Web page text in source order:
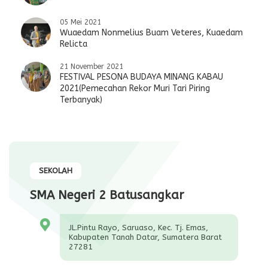
05 Mei 2021
Wuaedam Nonmelius Buam Veteres, Kuaedam
Relicta
21 November 2021
FESTIVAL PESONA BUDAYA MINANG KABAU
2021(Pemecahan Rekor Muri Tari Piring
Terbanyak)
SEKOLAH
SMA Negeri 2 Batusangkar
JL.Pintu Rayo, Saruaso, Kec. Tj. Emas,
Kabupaten Tanah Datar, Sumatera Barat
27281